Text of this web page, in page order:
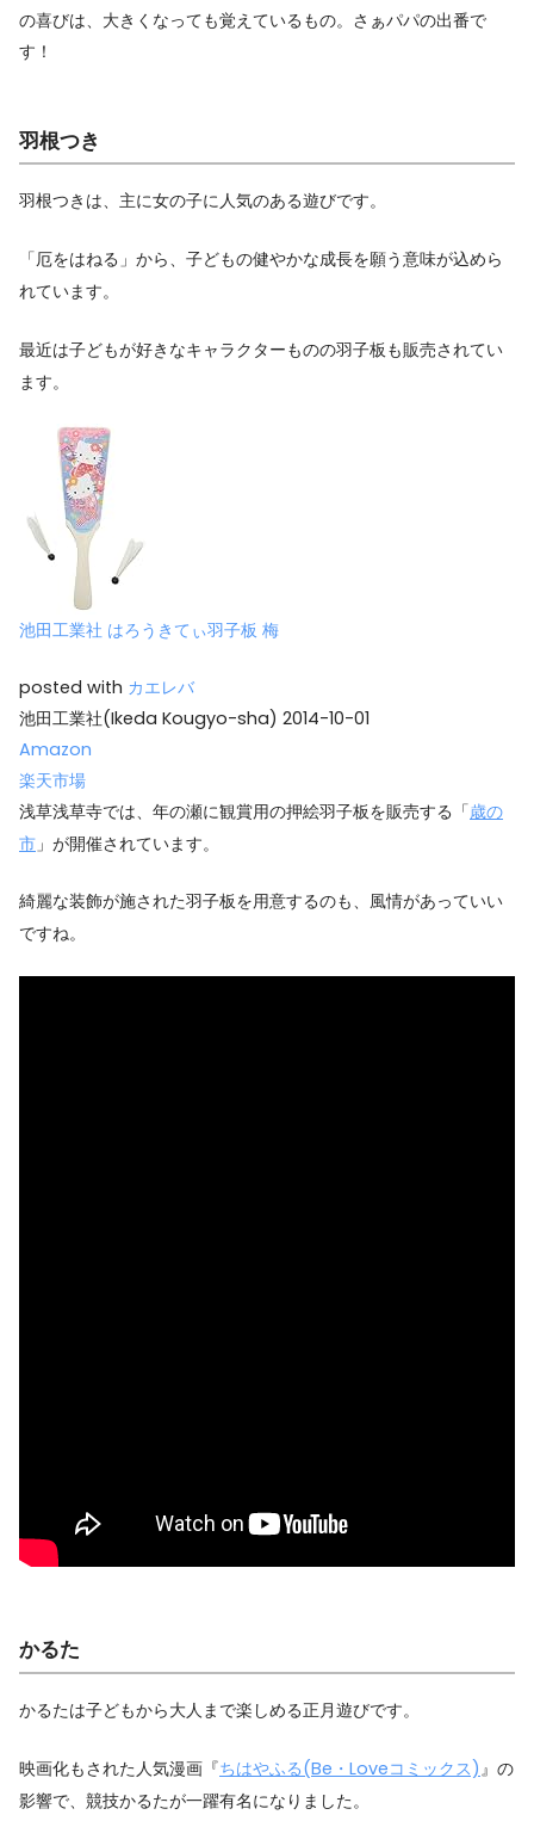
の喜びは、大きくなっても覚えているもの。さぁパパの出番で
す！
羽根つき
羽根つきは、主に女の子に人気のある遊びです。
「厄をはねる」から、子どもの健やかな成長を願う意味が込めら
れています。
最近は子どもが好きなキャラクターものの羽子板も販売されてい
ます。
池田工業社 はろうきてぃ羽子板 梅
posted with カエレバ
池田工業社(Ikeda Kougyo-sha) 2014-10-01
Amazon
楽天市場
浅草浅草寺では、年の瀬に観賞用の押絵羽子板を販売する「歳の
市 」が開催されています。
綺麗な装飾が施された羽子板を用意するのも、風情があっていい
ですね。
かるた
かるたは子どもから大人まで楽しめる正月遊びです。
映画化もされた人気漫画『ちはやふる(Be・Loveコミックス)』の
影響で、競技かるたが一躍有名になりました。